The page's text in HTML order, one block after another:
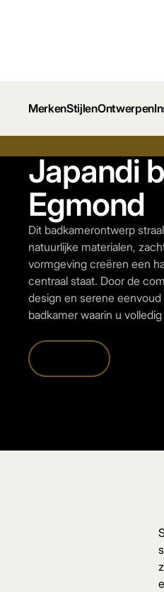
MerkenStijlenOntwerpen
Japandi
Egmond
Dit badkamerontwerp
natuurlijke materialen,
vormgeving creëren een
centraal staat. Door de
design en serene
badkamer waarin u